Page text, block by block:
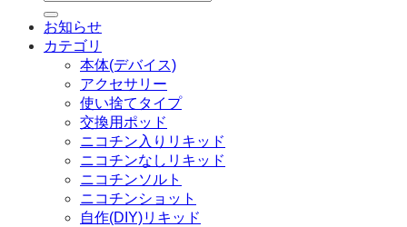
索
対
象:
お知らせ
カテゴリ
本体(デバイス)
アクセサリー
使い捨てタイプ
交換用ポッド
ニコチン入りリキッド
ニコチンなしリキッド
ニコチンソルト
ニコチンショット
自作(DIY)リキッド